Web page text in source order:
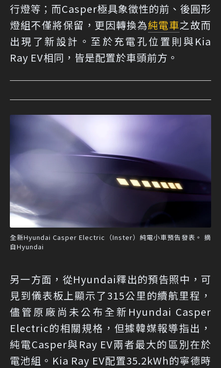
行燈等；而Casper極具象徵性的前、後圓形
燈組不僅將保留，更因轉換為純電車之故而
出現了新設計。至於充電孔位置則與Kia
Ray EV相同，皆是配置於車頭前方。
全新Hyundai Casper Electric（Inster）純電小車預告發表。 摘
自Hyundai
另一方面，從Hyundai釋出的預告照中，可
見到儀表板上顯示了315公里的續航里程，
儘管原廠尚未公布全新Hyundai Casper
Electric的相關規格，但據韓媒報導指出，
純電Casper與Ray EV兩者最大的區別在於
電池組。Kia Ray EV配置35.2kWh的寧德時